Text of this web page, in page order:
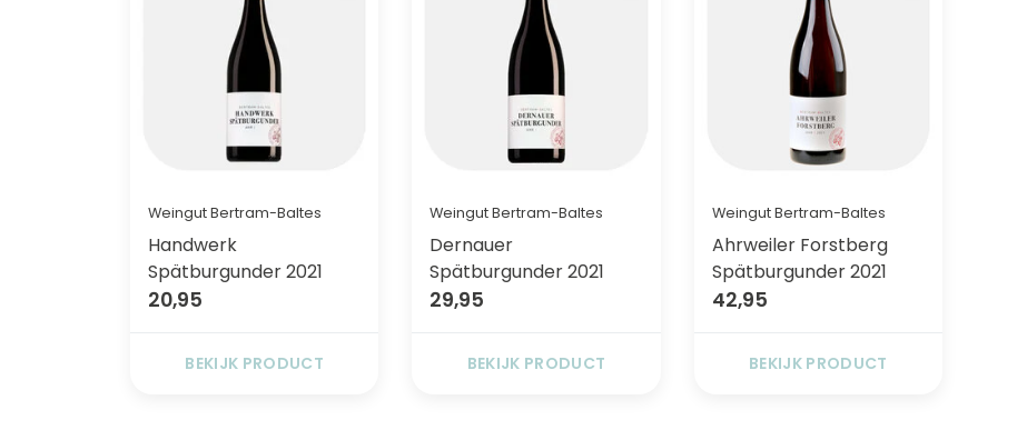
Weingut Bertram-Baltes
Handwerk
Spätburgunder 2021
20,95
BEKIJK PRODUCT
Weingut Bertram-Baltes
Dernauer
Spätburgunder 2021
29,95
BEKIJK PRODUCT
Weingut Bertram-Baltes
Ahrweiler Forstberg
Spätburgunder 2021
42,95
BEKIJK PRODUCT